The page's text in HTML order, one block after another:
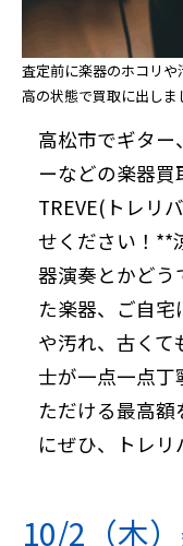
査定前に楽器のホコリ
高の状態で買取に出しま
高松市でギター
ーなどの楽器買
TREVE(トレリ
せください！**
器演奏とかどう
た楽器、ご自
や汚れ、古くて
士が一点一点丁
ただける最高
にぜひ、トレリ
10/2（木